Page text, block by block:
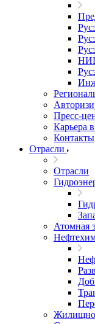
Пресс-
Карьера
Контакты
Отрасли
Отрасли
Атомная
Жилищно-